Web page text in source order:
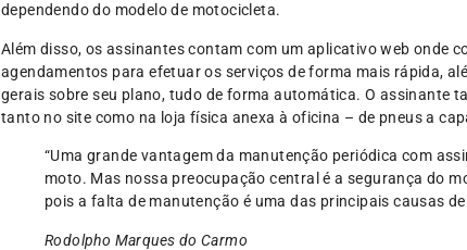
dependendo do modelo de motocicleta.
Além disso, os assinantes contam com um aplicativo web onde
agendamentos para efetuar os serviços de forma mais rápida,
gerais sobre seu plano, tudo de forma automática. O assinante
tanto no site como na loja física anexa à oficina – de pneus a
“Uma grande vantagem da manutenção periódica com
moto. Mas nossa preocupação central é a segurança do
pois a falta de manutenção é uma das principais causas de
Rodolpho Marques do Carmo